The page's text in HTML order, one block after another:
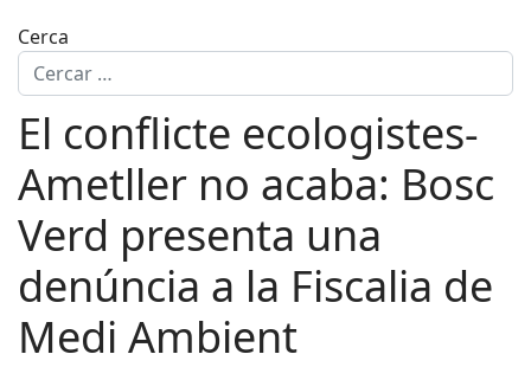
Cerca
El conflicte ecologistes-
Ametller no acaba: Bosc
Verd presenta una
denúncia a la Fiscalia de
Medi Ambient